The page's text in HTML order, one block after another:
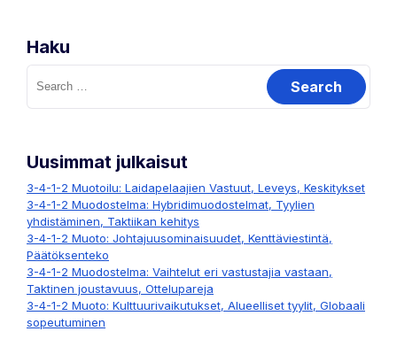
Haku
Search
for:
Uusimmat julkaisut
3-4-1-2 Muotoilu: Laidapelaajien Vastuut, Leveys, Keskitykset
3-4-1-2 Muodostelma: Hybridimuodostelmat, Tyylien
yhdistäminen, Taktiikan kehitys
3-4-1-2 Muoto: Johtajuusominaisuudet, Kenttäviestintä,
Päätöksenteko
3-4-1-2 Muodostelma: Vaihtelut eri vastustajia vastaan,
Taktinen joustavuus, Ottelupareja
3-4-1-2 Muoto: Kulttuurivaikutukset, Alueelliset tyylit, Globaali
sopeutuminen